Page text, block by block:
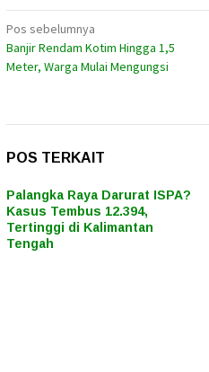
Navigasi
pos
Pos sebelumnya
Banjir Rendam Kotim Hingga 1,5
Meter, Warga Mulai Mengungsi
POS TERKAIT
Palangka Raya Darurat ISPA?
Kasus Tembus 12.394,
Tertinggi di Kalimantan
Tengah